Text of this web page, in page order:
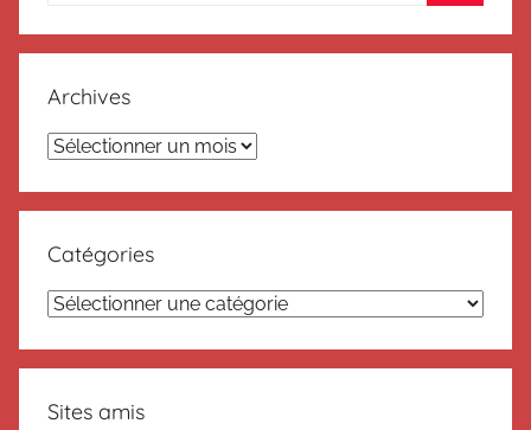
:
Archives
Archives
Catégories
Catégories
Sites amis